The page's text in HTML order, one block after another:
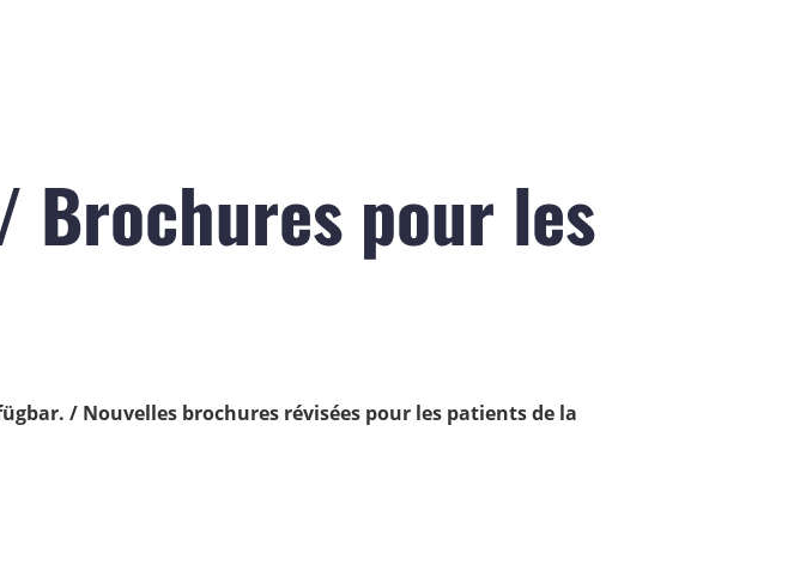
Brochures pour les
/ Nouvelles brochures révisées pour les patients de la